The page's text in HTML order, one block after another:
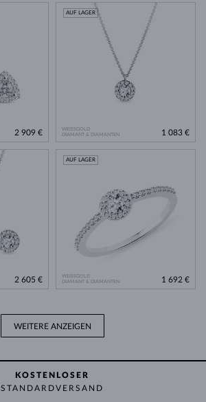
2 909 €
WEISSGOLD
DIAMANT & DIAMANTEN
AUF LAGER
1 083 €
2 605 €
WEISSGOLD
DIAMANT & DIAMANTEN
AUF LAGER
1 692 €
WEITERE ANZEIGEN
KOSTENLOSER
STANDARDVERSAND